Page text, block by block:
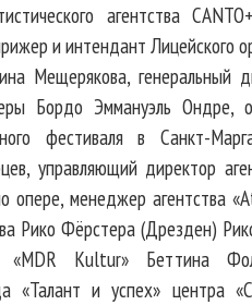
агентства
и интендант Лицейского
Мещерякова, генеральный
Бордо Эммануэль Ондре,
фестиваля в Санкт-
управляющий директор
опере, менеджер агентства
Рико Фёрстера (Дрезден)
«MDR Kultur» Беттина
«Талант и успех» центра